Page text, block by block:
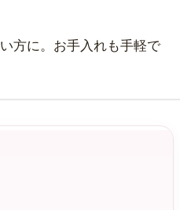
方に。お手入れも手軽で